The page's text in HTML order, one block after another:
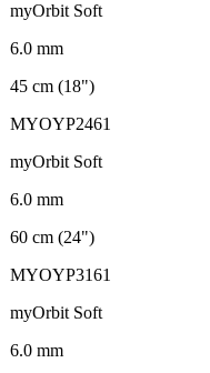
myOrbit Soft
6.0 mm
45 cm (18")
MYOYP2461
myOrbit Soft
6.0 mm
60 cm (24")
MYOYP3161
myOrbit Soft
6.0 mm